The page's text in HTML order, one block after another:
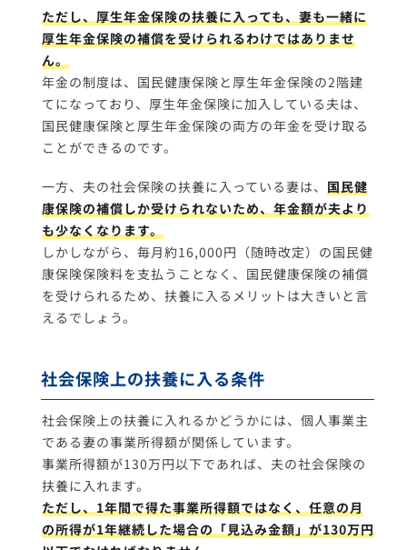
ただし、厚生年金保険の扶養に入っても、妻も一緒に
厚生年金保険の補償を受けられるわけではありませ
ん。
年金の制度は、国民健康保険と厚生年金保険の2階建
てになっており、厚生年金保険に加入している夫は、
国民健康保険と厚生年金保険の両方の年金を受け取る
ことができるのです。
一方、夫の社会保険の扶養に入っている妻は、 国民健
康保険の補償しか受けられないため、年金額が夫より
も少なくなります。
しかしながら、毎月約16,000円（随時改定）の国民健
康保険保険料を支払うことなく、国民健康保険の補償
を受けられるため、扶養に入るメリットは大きいと言
えるでしょう。
社会保険上の扶養に入る条件
社会保険上の扶養に入れるかどうかには、個人事業主
である妻の事業所得額が関係しています。
事業所得額が130万円以下であれば、夫の社会保険の
扶養に入れます。
ただし、1年間で得た事業所得額ではなく、任意の月
の所得が1年継続した場合の「見込み金額」が130万円